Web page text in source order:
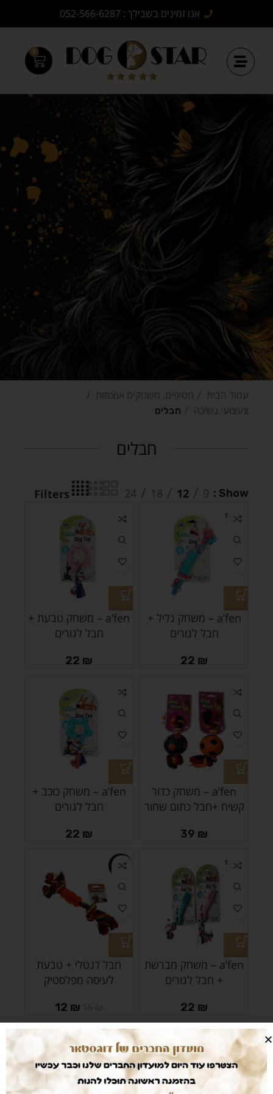
אנו זמינים בשבילך : 052-566-6287
0
עמוד הבית
חטיפים, משחקים ועצמות
צעצועי נשיכה
חבלים
חבלים
Show
9
12
18
24
Filters
SOLD
OUT
a’fen – משחק גליל +
חבל לגורים
22 ₪
a’fen – משחק טבעת +
חבל לגורים
22 ₪
a’fen – משחק כדור
קשיח +חבל כתום שחור
39 ₪
a’fen – משחק כוכב +
חבל לגורים
22 ₪
SOLD
OUT
a’fen – משחק מברשת
+ חבל לגורים
22 ₪
-20%
חבל דנטלי + טבעת
לעיסה מפלסטיק
12 ₪